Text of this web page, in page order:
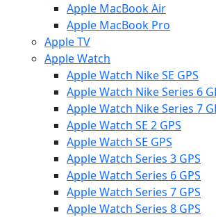
Apple MacBook Air
Apple MacBook Pro
Apple TV
Apple Watch
Apple Watch Nike SE GPS
Apple Watch Nike Series 6
Apple Watch Nike Series 7
Apple Watch SE 2 GPS
Apple Watch SE GPS
Apple Watch Series 3 GPS
Apple Watch Series 6 GPS
Apple Watch Series 7 GPS
Apple Watch Series 8 GPS